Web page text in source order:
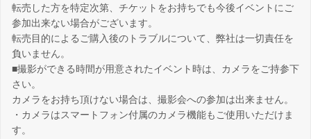
転売した方を特定次第、チケットをお持ちでも今後イベントにご
参加出来ない場合がございます。
転売目的によるご購入後のトラブルについて、弊社は一切責任を
負いません。
■撮影ができる時間が用意されたイベント時は、カメラをご持参下
さい。
カメラをお持ち頂けない場合は、撮影会への参加は出来ません。
・カメラはスマートフォン付属のカメラ機能もご使用いただけま
す。